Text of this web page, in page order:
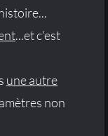
...et c'est
une autre
non